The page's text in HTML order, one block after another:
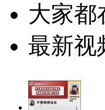
大家都
最新视